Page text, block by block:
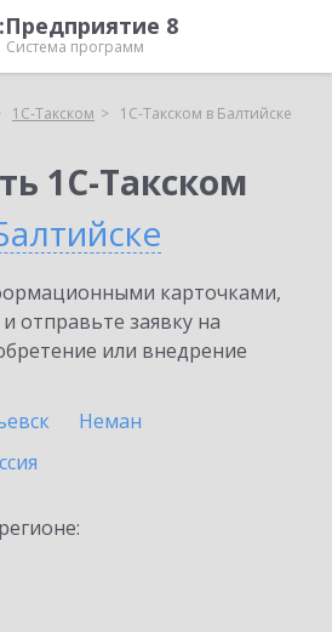
8
Система программ
1С-Такском 1С-Такском в Балтийске
1С-Такском
карточками,
отправьте заявку на
или внедрение
Неман